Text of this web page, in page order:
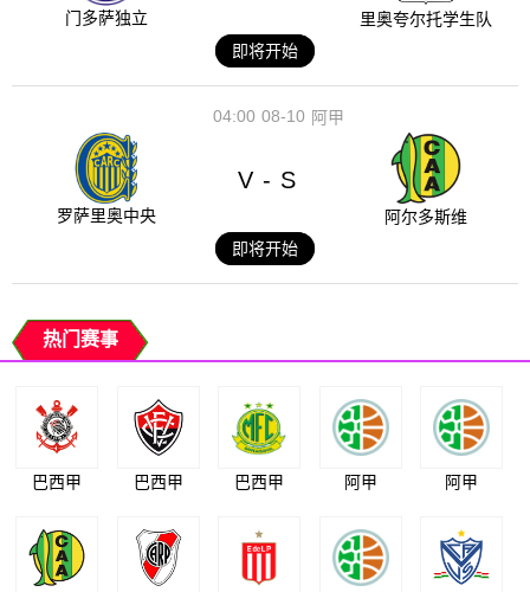
门多萨独立
里奥夸尔托学生队
即将开始
08-10
04:00 阿甲
罗萨里奥中央
V - S
阿尔多斯维
即将开始
热门赛事
巴西甲 巴西甲 巴西甲 阿甲 阿甲